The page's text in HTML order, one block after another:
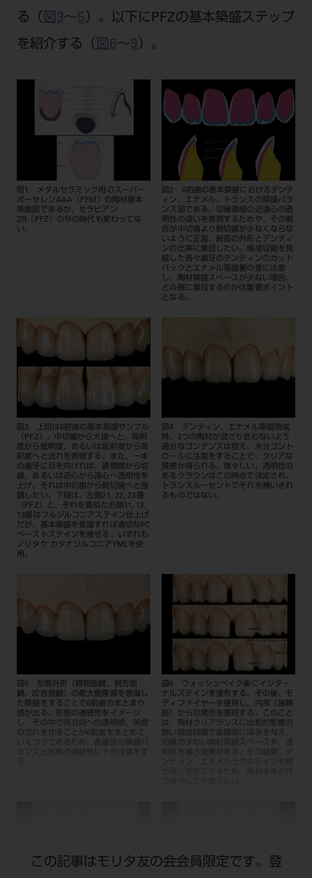
る（ 図3～5 ）。以下にPFZの基本築盛ステップ
を紹介する（ 図6～9 ）。
図1 メタルセラミック用のスーパー
ポーセレンAAA（PFM）の陶材基本
築盛図であるが、セラビアン
ZR（PFZ）の今の時代も変わってな
い。
図2 6前歯の基本築盛におけるデンテ
ィン、エナメル、トランスの築盛バラ
ンス図である。切縁領域の近遠心の透
明性の違いを表現するためや、その割
合が中切歯より側切歯が少なくならな
いように正面、断面の外形とデンティ
ンの比率に着目したい。焼成収縮を見
越した各々歯牙のデンティンのカット
バックとエナメル築盛量の差に注意
し、陶材築盛スペースが少ない場合、
どの層に着目するのかは重要ポイント
となる。
図3 上段は6前歯の基本築盛サンプル
（PFZ）。中切歯から犬歯へと、高明
度から低明度、あるいは低彩度から高
彩度へと流れを表現する。また、一本
の歯牙に目を向ければ、歯頸部から切
縁、あるいは近心から遠心へ透明性を
上げ、それは中切歯から側切歯へと強
調したい。下段は、左側21, 22, 23番
（PFZ）と、それを真似た右側11, 12,
13番はフルジルコニアステイン仕上げ
だが、基本築盛を意識すれば適切なFC
ペーストステインを施せる。いずれも
ノリタケ カタナジルコニアYMLを使
用。
図4 デンティン、エナメル築盛焼成
時。2つの陶材が混ざり合わないよう
過分なコンデンスは控え、水分コント
ロールに注意をすることで、クリアな
質感が得られる。瑞々しい、透明性の
あるクラウンはこの時点で決定され、
トランスルーセントでそれを補いきれ
るものではない。
図5 形態外形（唇側面観、側方面
観、咬合面観）の最大豊隆部を意識し
た築盛をすることで6前歯のまとまり
感が出る。形態の連続性をイメージ
し、その中で各方向への透明感、明度
の流れを作ることが6前歯をまとめて
いくコツであるため、各歯牙の築盛バ
ランスと形態の連続性に十分注意をす
図6 ウォッシュベイク後にインター
ナルステインを塗布する。その後、モ
ディファイヤーを使用し、内部（歯頸
部）からの発色を表現する。このこと
は、陶材クリアランスに比較的影響の
無い焼成段階で歯頸部に深みを与え、
切縁の少ない陶材築盛スペースや、透
明性を補う効果がある。その結果、デ
この記事はモリタ友の会会員限定です。登